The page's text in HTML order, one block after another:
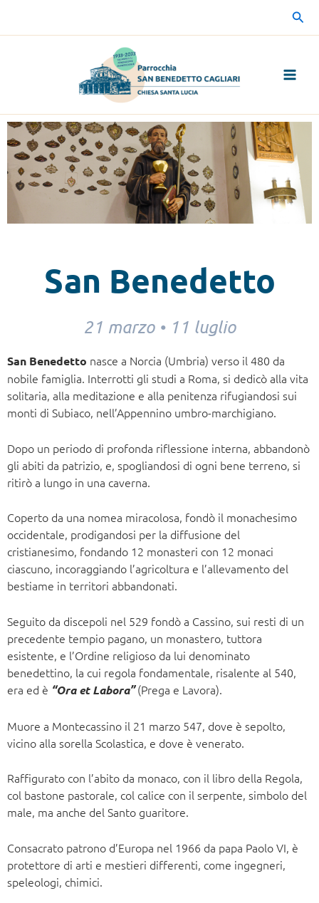
San Benedetto
21 marzo • 11 luglio
San Benedetto nasce a Norcia (Umbria) verso il 480 da
nobile famiglia. Interrotti gli studi a Roma, si dedicò alla vita
solitaria, alla meditazione e alla penitenza rifugiandosi sui
monti di Subiaco, nell’Appennino umbro-marchigiano.
Dopo un periodo di profonda riflessione interna, abbandonò
gli abiti da patrizio, e, spogliandosi di ogni bene terreno, si
ritirò a lungo in una caverna.
Coperto da una nomea miracolosa, fondò il monachesimo
occidentale, prodigandosi per la diffusione del
cristianesimo, fondando 12 monasteri con 12 monaci
ciascuno, incoraggiando l’agricoltura e l’allevamento del
bestiame in territori abbandonati.
Seguito da discepoli nel 529 fondò a Cassino, sui resti di un
precedente tempio pagano, un monastero, tuttora
esistente, e l’Ordine religioso da lui denominato
benedettino, la cui regola fondamentale, risalente al 540,
era ed è “Ora et Labora”(Prega e Lavora).
Muore a Montecassino il 21 marzo 547, dove è sepolto,
vicino alla sorella Scolastica, e dove è venerato.
Raffigurato con l’abito da monaco, con il libro della Regola,
col bastone pastorale, col calice con il serpente, simbolo del
male, ma anche del Santo guaritore.
Consacrato patrono d’Europa nel 1966 da papa Paolo VI, è
protettore di arti e mestieri differenti, come ingegneri,
speleologi, chimici.